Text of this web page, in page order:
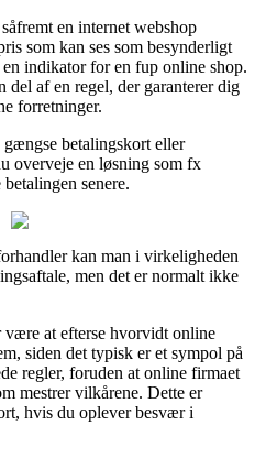
en internet webshop
som kan ses som besynderligt
indikator for en fup online shop.
af en regel, der garanterer dig
forretninger.
betalingskort eller
overveje en løsning som fx
senere.
kan man i virkeligheden
men det er normalt ikke
at efterse hvorvidt online
siden det typisk er et sympol på
regler, foruden at online firmaet
mestrer vilkårene. Dette er
hvis du oplever besvær i